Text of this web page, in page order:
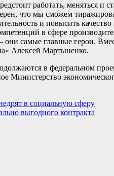
работать, меняться и
что мы сможем
и повысить
в сфере
они самые главные герои.
Алексей Мартыненко.
в федеральном
Министерство
в социальную сферу
выгодного контракта